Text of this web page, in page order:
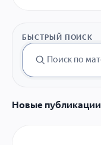
БЫСТРЫЙ ПОИСК
Новые публикации